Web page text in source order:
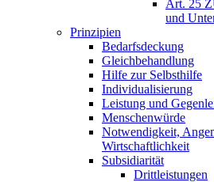
Art. 25
und
Prinzipien
Bedarfsdeckung
Gleichbehandlung
Hilfe zur Selbsthilfe
Individualisierung
Leistung und
Menschenwürde
Notwendigkeit,
Wirtschaftlichkeit
Subsidiarität
Drittleistungen